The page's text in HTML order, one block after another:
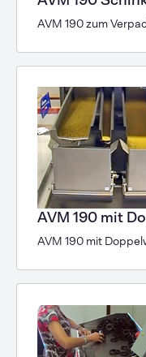
AVM 190 zum
AVM 190 mit
AVM 190 mit